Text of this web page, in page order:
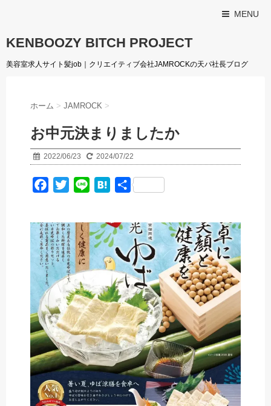
MENU
KENBOOZY BITCH PROJECT
美容室求人サイト髪job｜クリエイティブ会社JAMROCKの天パ社長ブログ
ホーム > JAMROCK >
お中元決まりましたか️
2022/06/23 2024/07/22
e
b
o
o
k
t
t
e
r
e
e
n
a
共